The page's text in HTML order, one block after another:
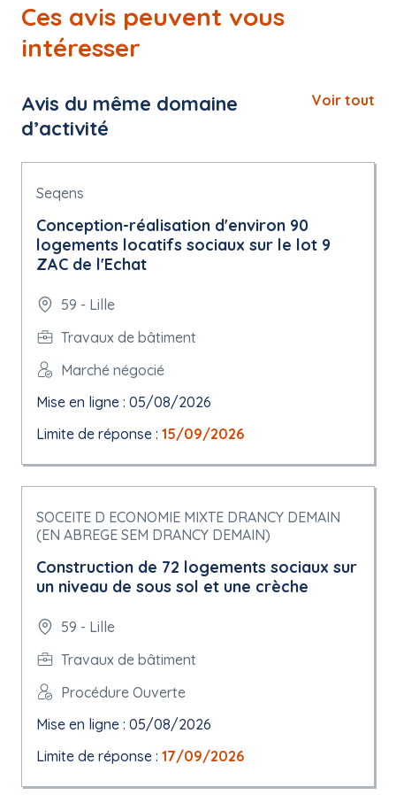
Ces avis peuvent vous
intéresser
Avis du même domaine
d’activité
Voir tout
Seqens
Conception-réalisation d'environ 90
logements locatifs sociaux sur le lot 9
ZAC de l'Echat
59 - Lille
Travaux de bâtiment
Marché négocié
Mise en ligne : 05/08/2026
Limite de réponse : 15/09/2026
SOCEITE D ECONOMIE MIXTE DRANCY DEMAIN
(EN ABREGE SEM DRANCY DEMAIN)
Construction de 72 logements sociaux sur
un niveau de sous sol et une crèche
59 - Lille
Travaux de bâtiment
Procédure Ouverte
Mise en ligne : 05/08/2026
Limite de réponse : 17/09/2026